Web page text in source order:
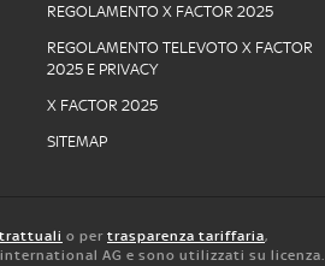
REGOLAMENTO X FACTOR 2025
REGOLAMENTO TELEVOTO X FACTOR
2025 E PRIVACY
X FACTOR 2025
SITEMAP
o per trasparenza tariffaria,
AG e sono utilizzati su licenza.